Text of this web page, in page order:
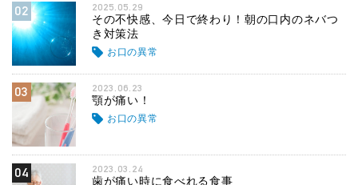
02 2025.05.29
その不快感、今日で終わり！朝の口内のネバつ
き対策法
お口の異常
03 2023.06.23
顎が痛い！
お口の異常
04 2023.03.24
歯が痛い時に食べれる食事